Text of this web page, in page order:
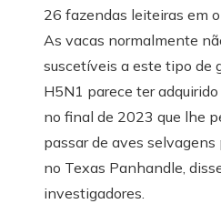
26 fazendas leiteiras em
As vacas normalmente
suscetíveis a este tipo de
H5N1 parece ter
no final de 2023 que lhe
passar de aves selvagens
no Texas Panhandle,
investigadores.